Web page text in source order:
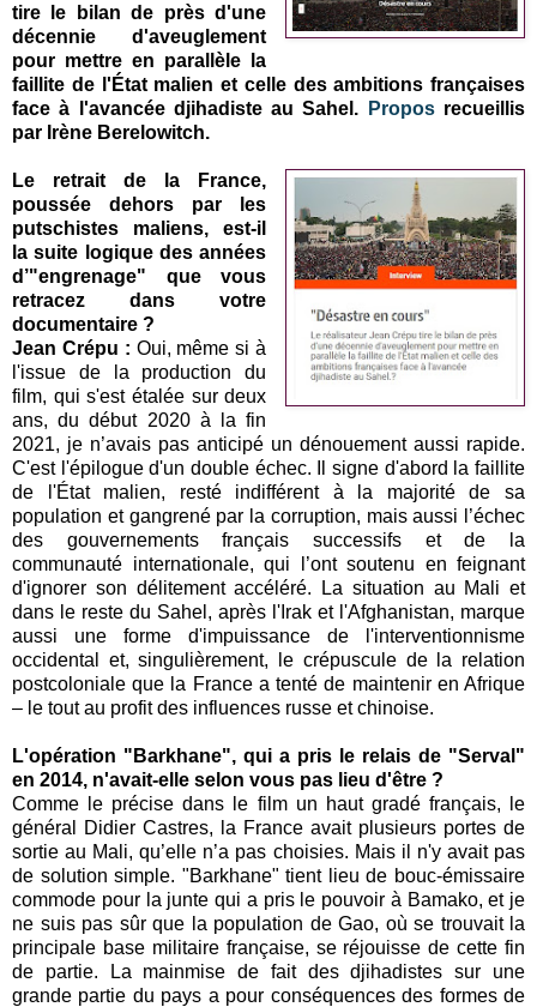
tire le bilan de près d'une
décennie d'aveuglement
pour mettre en parallèle la
faillite de l'État malien et celle des ambitions françaises
face à l'avancée djihadiste au Sahel.
Proposrecueillis
par Irène Berelowitch.
Le retrait de la France,
poussée dehors par les
putschistes maliens, est-il
la suite logique des années
d’"engrenage" que vous
retracez dans votre
documentaire ?
Jean Crépu : Oui, même si à
l'issue de la production du
film, qui s'est étalée sur deux
ans, du début 2020 à la fin
2021, je n’avais pas anticipé un dénouement aussi rapide.
C'est l'épilogue d'un double échec. Il signe d'abord la faillite
de l'État malien, resté indifférent à la majorité de sa
population et gangrené par la corruption, mais aussi l’échec
des gouvernements français successifs et de la
communauté internationale, qui l’ont soutenu en feignant
d'ignorer son délitement accéléré. La situation au Mali et
dans le reste du Sahel, après l'Irak et l'Afghanistan, marque
aussi une forme d'impuissance de l'interventionnisme
occidental et, singulièrement, le crépuscule de la relation
postcoloniale que la France a tenté de maintenir en Afrique
– le tout au profit des influences russe et chinoise.
L'opération "Barkhane", qui a pris le relais de "Serval"
en 2014, n'avait-elle selon vous pas lieu d'être ?
Comme le précise dans le film un haut gradé français, le
général Didier Castres, la France avait plusieurs portes de
sortie au Mali, qu’elle n’a pas choisies. Mais il n'y avait pas
de solution simple. "Barkhane" tient lieu de bouc-émissaire
commode pour la junte qui a pris le pouvoir à Bamako, et je
ne suis pas sûr que la population de Gao, où se trouvait la
principale base militaire française, se réjouisse de cette fin
de partie. La mainmise de fait des djihadistes sur une
grande partie du pays a pour conséquences des formes de